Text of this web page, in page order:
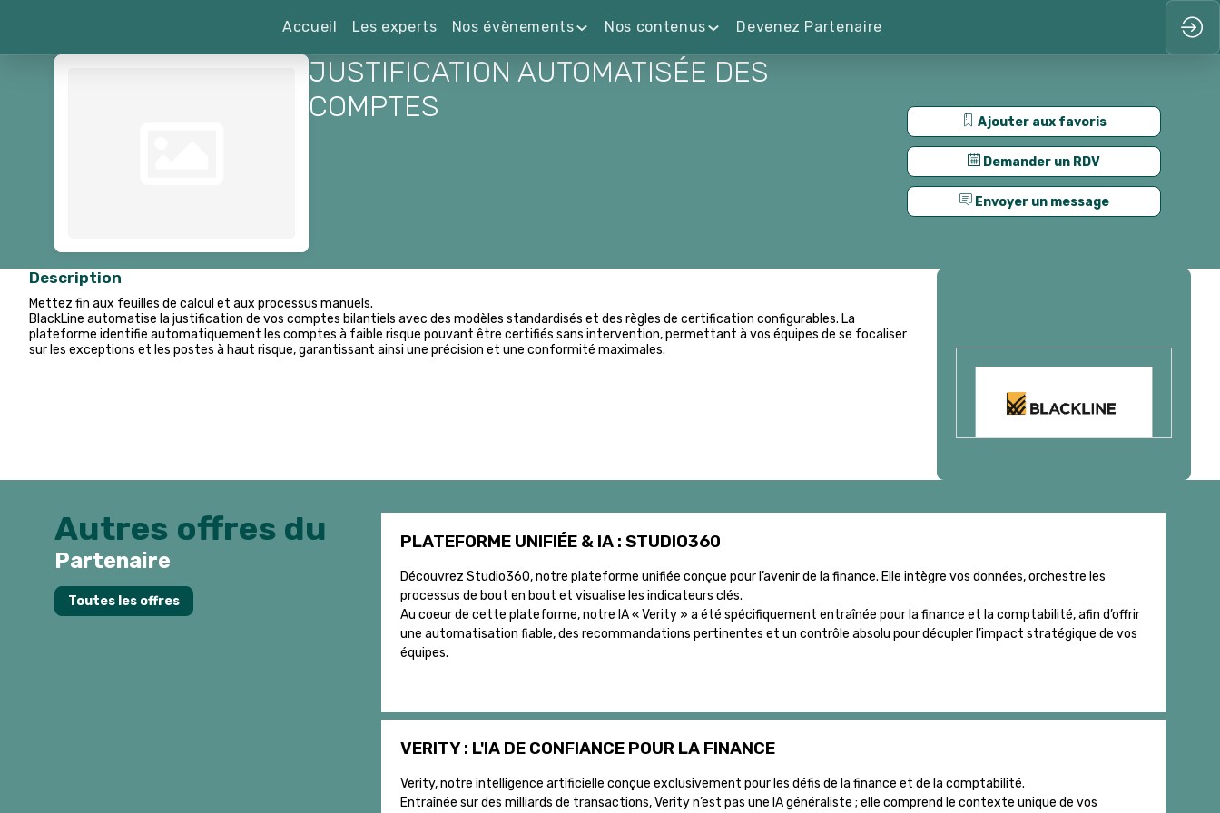
Accueil Les experts Nos évènements Nos contenus Devenez Partenaire
Ajouter aux favoris
Demander un RDV
Envoyer un message
JUSTIFICATION AUTOMATISÉE DES
COMPTES
Description
Mettez fin aux feuilles de calcul et aux processus manuels.
BlackLine automatise la justification de vos comptes bilantiels avec des modèles standardisés et des règles de certification configurables. La
plateforme identifie automatiquement les comptes à faible risque pouvant être certifiés sans intervention, permettant à vos équipes de se focaliser
sur les exceptions et les postes à haut risque, garantissant ainsi une précision et une conformité maximales.
Autres offres du
Partenaire
Toutes les offres
PLATEFORME UNIFIÉE & IA : STUDIO360
Découvrez Studio360, notre plateforme unifiée conçue pour l’avenir de la finance. Elle intègre vos données, orchestre les
processus de bout en bout et visualise les indicateurs clés.
Au coeur de cette plateforme, notre IA « Verity » a été spécifiquement entraînée pour la finance et la comptabilité, afin d’offrir
une automatisation fiable, des recommandations pertinentes et un contrôle absolu pour décupler l’impact stratégique de vos
équipes.
VERITY : L'IA DE CONFIANCE POUR LA FINANCE
Verity, notre intelligence artificielle conçue exclusivement pour les défis de la finance et de la comptabilité.
Entraînée sur des milliards de transactions, Verity n’est pas une IA généraliste ; elle comprend le contexte unique de vos